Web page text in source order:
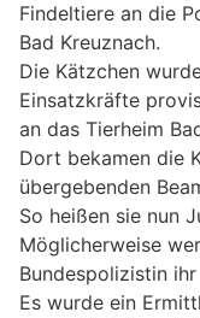
Findeltiere an die
Bad Kreuznach.
Die Kätzchen
Einsatzkräfte
an das Tierheim
Dort bekamen die
übergebenden
So heißen sie nun
Möglicherweise
Bundespolizistin
Es wurde ein